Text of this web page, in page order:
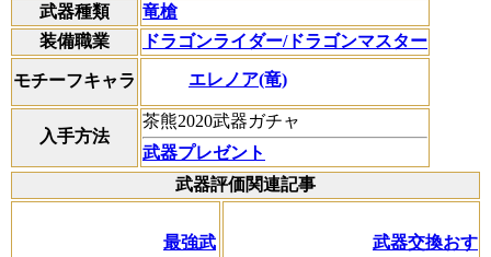
武器種類
竜槍
装備職業
ドラゴンライダー/ドラゴンマスター
モチーフキャラ エレノア(竜)
入手方法
茶熊2020武器ガチャ
武器プレゼント
武器評価関連記事
最強武 武器交換おす